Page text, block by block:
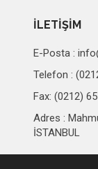
İLETİŞİM
E-Posta :
Telefon :
Fax: (0212)
Adres :
İSTANBUL